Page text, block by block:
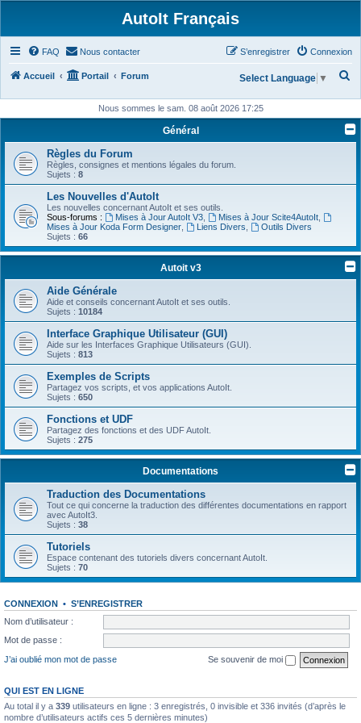
AutoIt Français
FAQ Nous contacter Connexion
S’enregistrer
Accueil Portail Forum
h
r
Select Language ▼
Nous sommes le sam. 08 août 2026 17:25
Général
Règles du Forum
Règles, consignes et mentions légales du forum.
Sujets : 8
Les Nouvelles d'AutoIt
Les nouvelles concernant AutoIt et ses outils.
Sous-forums :
Mises à Jour AutoIt V3, Mises à Jour Scite4AutoIt,
Mises à Jour Koda Form Designer
Liens Divers
Outils Divers
Sujets : 66
Autoit v3
Aide Générale
Aide et conseils concernant AutoIt et ses outils.
Sujets : 10184
Interface Graphique Utilisateur (GUI)
Aide sur les Interfaces Graphique Utilisateurs (GUI).
Sujets : 813
Exemples de Scripts
Partagez vos scripts, et vos applications AutoIt.
Sujets : 650
Fonctions et UDF
Partagez des fonctions et des UDF AutoIt.
Sujets : 275
Documentations
Traduction des Documentations
Tout ce qui concerne la traduction des différentes documentations en rapport
avec AutoIt3.
Sujets : 38
Tutoriels
Espace contenant des tutoriels divers concernant AutoIt.
Sujets : 70
CONNEXION • S’ENREGISTRER
Nom d’utilisateur :
Mot de passe :
J’ai oublié mon mot de passe
Se souvenir de moi
QUI EST EN LIGNE
Au total il y a 339 utilisateurs en ligne : 3 enregistrés, 0 invisible et 336 invités (d’après le
nombre d’utilisateurs actifs ces 5 dernières minutes)